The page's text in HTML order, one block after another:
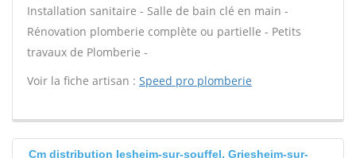
Installation sanitaire - Salle de bain clé en main -
Rénovation plomberie complète ou partielle - Petits
travaux de Plomberie -
Voir la fiche artisan : Speed pro plomberie
Cm distribution Iesheim-sur-souffel, Griesheim-sur-